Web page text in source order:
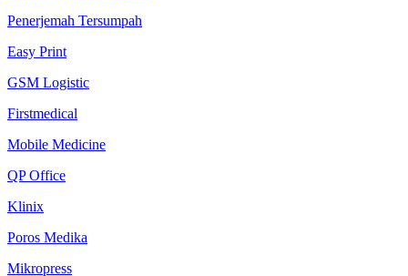
Penerjemah Tersumpah
Easy Print
GSM Logistic
Firstmedical
Mobile Medicine
QP Office
Klinix
Poros Medika
Mikropress